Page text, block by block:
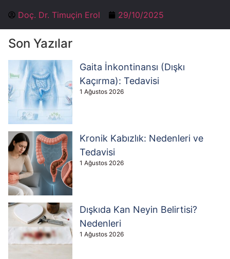
Doç. Dr. Timuçin Erol 29/10/2025
Son Yazılar
Gaita İnkontinansı (Dışkı
Kaçırma): Tedavisi
1 Ağustos 2026
Kronik Kabızlık: Nedenleri ve
Tedavisi
1 Ağustos 2026
Dışkıda Kan Neyin Belirtisi?
Nedenleri
1 Ağustos 2026